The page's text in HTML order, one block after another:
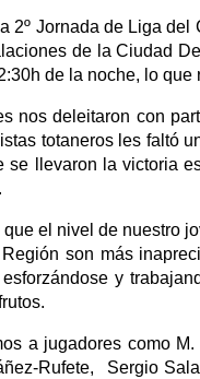
2º Jornada de Liga
de la Ciudad
de la noche, lo
nos deleitaron con
totaneros les faltó
se llevaron la victoria
el nivel de nuestro
son más
y
a jugadores como
Rufete, Sergio